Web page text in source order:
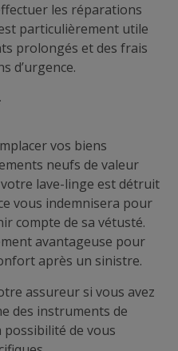
les réparations
particulièrement utile
prolongés et des frais
d’urgence.
vos biens
neufs de valeur
lave-linge est détruit
vous indemnisera pour
compte de sa vétusté.
avantageuse pour
après un sinistre.
assureur si vous avez
des instruments de
de vous